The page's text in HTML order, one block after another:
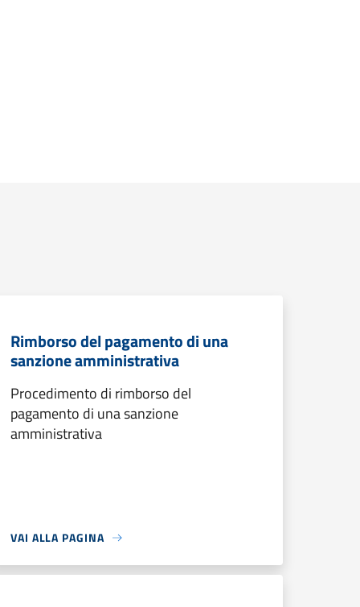
Rimborso del pagamento di una
sanzione amministrativa
Procedimento di rimborso del
pagamento di una sanzione
amministrativa
VAI ALLA PAGINA